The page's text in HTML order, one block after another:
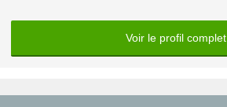
Voir le profil complet